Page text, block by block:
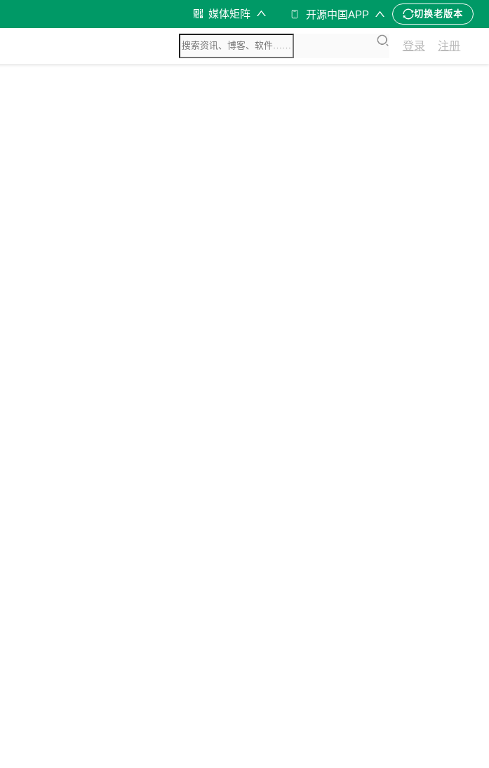
媒体矩阵 开源中国APP 切换老版本
登录 注册